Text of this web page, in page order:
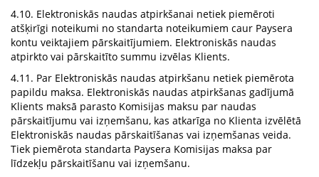
4.10. Elektroniskās naudas atpirkšanai netiek piemēroti
atšķirīgi noteikumi no standarta noteikumiem caur Paysera
kontu veiktajiem pārskaitījumiem. Elektroniskās naudas
atpirkto vai pārskaitīto summu izvēlas Klients.
4.11. Par Elektroniskās naudas atpirkšanu netiek piemērota
papildu maksa. Elektroniskās naudas atpirkšanas gadījumā
Klients maksā parasto Komisijas maksu par naudas
pārskaitījumu vai izņemšanu, kas atkarīga no Klienta izvēlētā
Elektroniskās naudas pārskaitīšanas vai izņemšanas veida.
Tiek piemērota standarta Paysera Komisijas maksa par
līdzekļu pārskaitīšanu vai izņemšanu.